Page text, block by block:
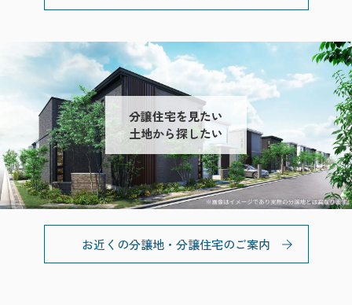
分譲住宅を見たい
土地から探したい
お近くの分譲地・分譲住宅のご案内